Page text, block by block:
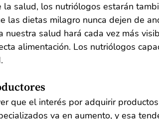
la salud, los nutriólogos estarán
las dietas milagro nunca dejen de
salud hará cada vez más
alimentación. Los nutriólogos
que el interés por adquirir
va en aumento, y esa